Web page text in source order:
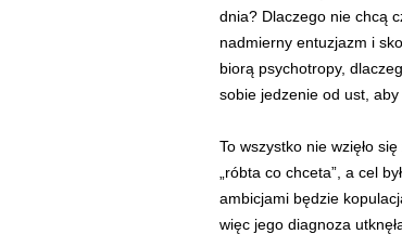
dnia? Dlaczego nie chcą
nadmierny entuzjazm i
biorą psychotropy,
sobie jedzenie od ust,
To wszystko nie wzięło
„róbta co chceta”, a cel
ambicjami będzie
więc jego diagnoza